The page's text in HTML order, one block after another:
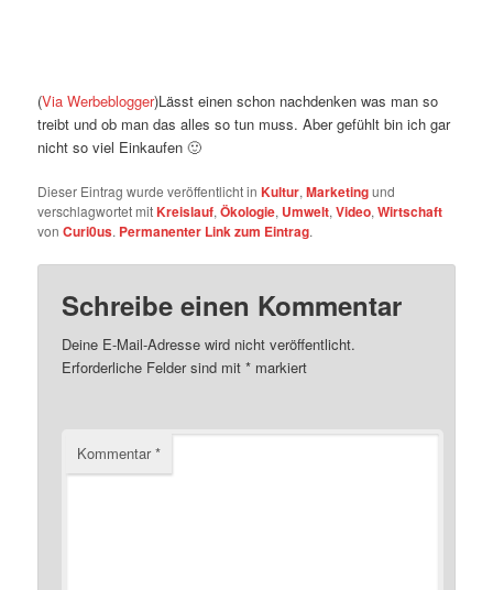
(Via Werbeblogger)Lässt einen schon nachdenken was man so
treibt und ob man das alles so tun muss. Aber gefühlt bin ich gar
nicht so viel Einkaufen 🙂
Dieser Eintrag wurde veröffentlicht inKultur,Marketingund
verschlagwortet mitKreislauf,Ökologie, Umwelt,Video,Wirtschaft
vonCuri0us. Permanenter Link zum Eintrag.
Schreibe einen Kommentar
Deine E-Mail-Adresse wird nicht veröffentlicht.
Erforderliche Felder sind mit* markiert
Kommentar*